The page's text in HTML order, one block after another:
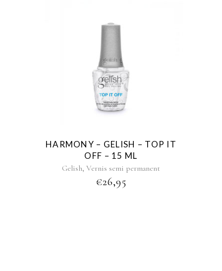
HARMONY – GELISH – TOP IT
OFF – 15 ML
Gelish, Vernis semi permanent
€26,95